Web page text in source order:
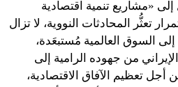
إلى «مشاريع تنمية اقتصادية
تعثُّر المحادثات النووية، لا تزال
السوق العالمية مُستبعَدة،
من جهوده الرامية إلى
أجل تعظيم الآفاق الاقتصادية،